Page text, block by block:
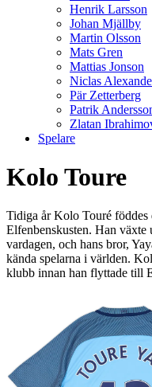
Henrik Larsson
Johan Mjällby
Martin Olsson
Mats Gren
Mattias Jonson
Niclas
Pär Zetterberg
Patrik
Zlatan
Spelare
Kolo Toure
Tidiga år Kolo Touré föddes
Elfenbenskusten. Han
vardagen, och hans bror,
kända spelarna i världen.
klubb innan han flyttade till